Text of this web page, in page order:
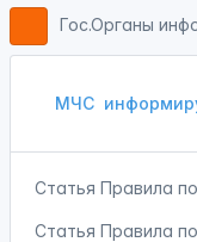
Гос.Органы
МЧС
Статья Правила
Статья Правила